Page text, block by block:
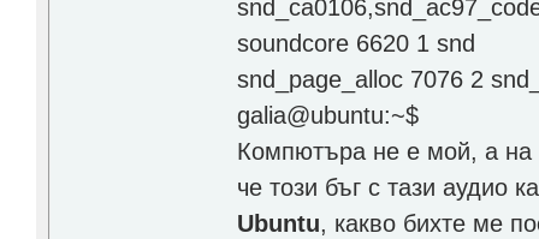
soundcore 6620 1 snd
snd_page_alloc 7076 2
galia@ubuntu:~$
Компютъра не е мой, а на
че този бъг с тази аудио
Ubuntu, какво бихте ме